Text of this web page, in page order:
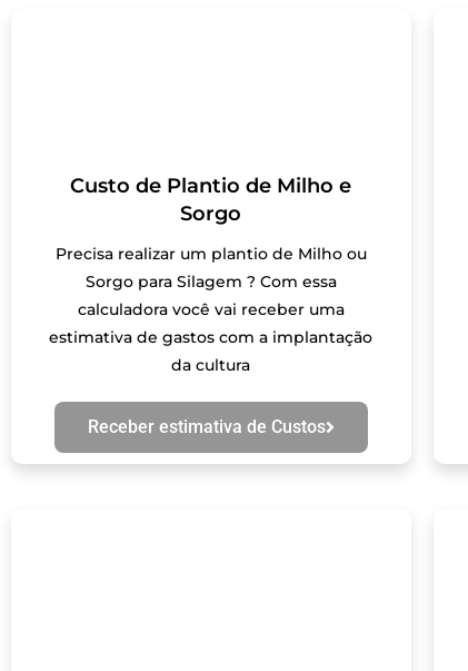
Custo de Plantio de Milho e
Sorgo
Precisa realizar um plantio de Milho ou
Sorgo para Silagem ? Com essa
calculadora você vai receber uma
estimativa de gastos com a implantação
da cultura
Receber estimativa de Custos